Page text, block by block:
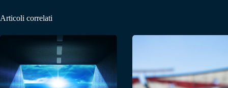
Articoli correlati